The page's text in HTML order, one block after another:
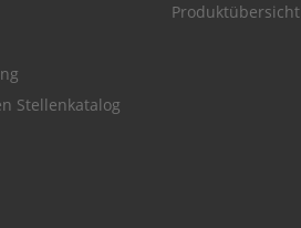
Stellenkatalog
Produktübersicht